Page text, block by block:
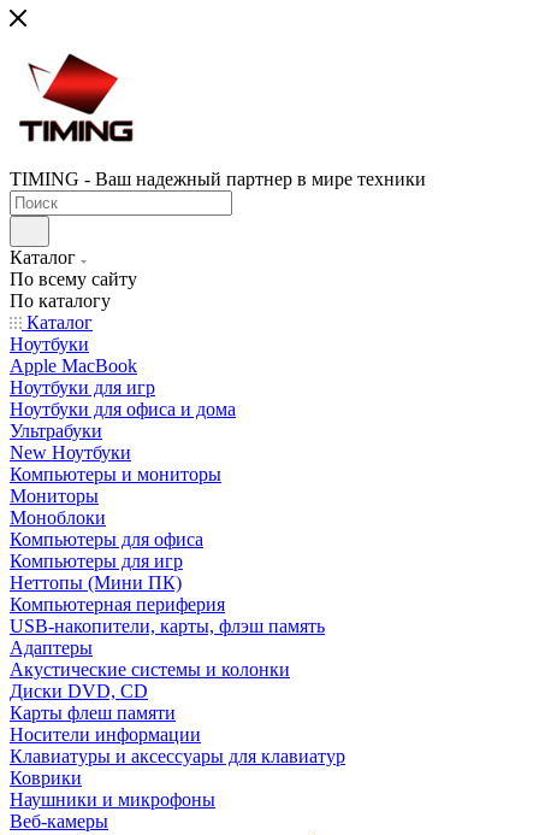
TIMING - Ваш надежный партнер в мире техники
Каталог
По всему сайту
По каталогу
Каталог
Ноутбуки
Apple MacBook
Ноутбуки для игр
Ноутбуки для офиса и дома
Ультрабуки
New Ноутбуки
Компьютеры и мониторы
Мониторы
Моноблоки
Компьютеры для офиса
Компьютеры для игр
Неттопы (Мини ПК)
Компьютерная периферия
USB-накопители, карты, флэш память
Адаптеры
Акустические системы и колонки
Диски DVD, CD
Карты флеш памяти
Носители информации
Клавиатуры и аксессуары для клавиатур
Коврики
Наушники и микрофоны
Веб-камеры